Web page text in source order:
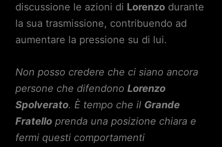
discussione le azioni di Lorenzodurante
la sua trasmissione, contribuendo ad
aumentare la pressione su di lui.
Non posso credere che ci siano ancora
persone che difendono Lorenzo
Spolverato. È tempo che il Grande
Fratelloprenda una posizione chiara e
fermi questi comportamenti